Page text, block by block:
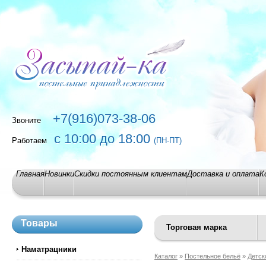
Звоните+7(916)073-38-06
Работаем с 10:00 до 18:00 (ПН-ПТ)
ГлавнаяНовинкиСкидки постоянным клиентамДоставка и оплата
Товары
Наматрацники
Торговая марка
Каталог » Постельное бельё »